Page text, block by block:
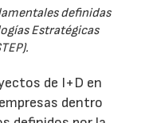
definidas
Estratégicas
de I+D en
dentro